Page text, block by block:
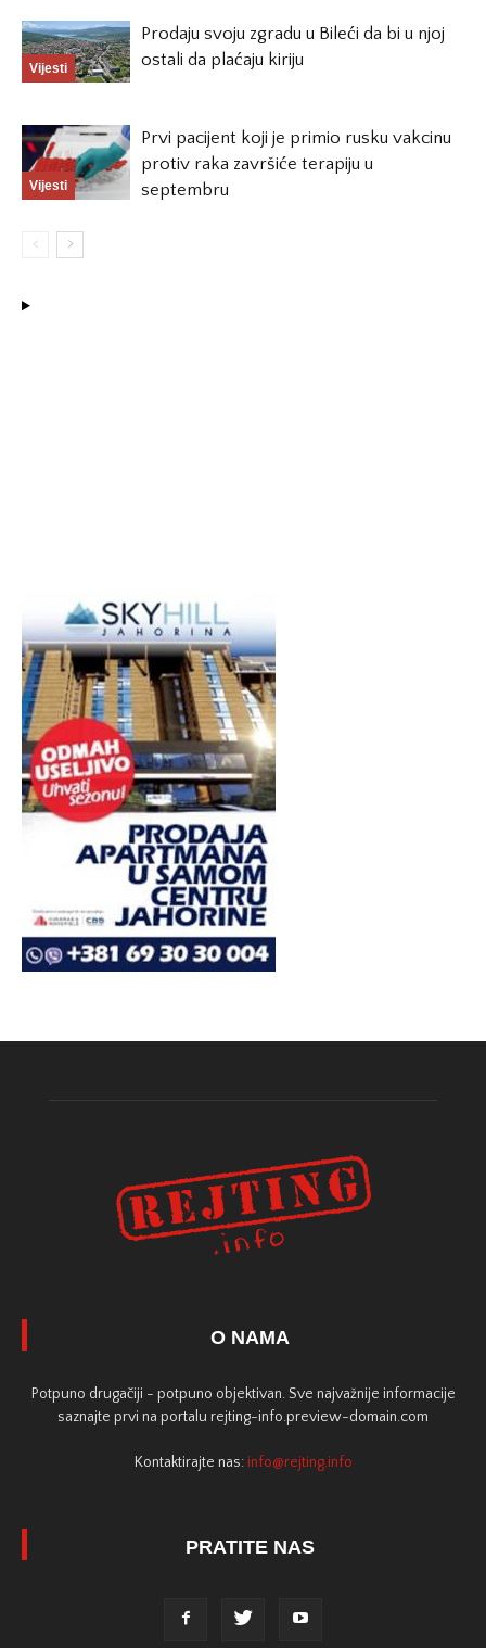
Vijesti
Prodaju svoju zgradu u Bileći da bi u njoj
ostali da plaćaju kiriju
Vijesti
Prvi pacijent koji je primio rusku vakcinu
protiv raka završiće terapiju u
septembru
O NAMA
Potpuno drugačiji - potpuno objektivan. Sve najvažnije informacije
saznajte prvi na portalu rejting-info.preview-domain.com
Kontaktirajte nas: info@rejting.info
PRATITE NAS